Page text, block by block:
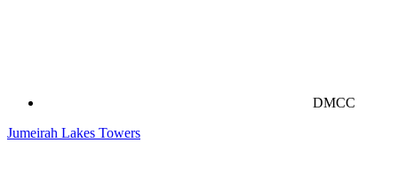
DMCC
Jumeirah Lakes Towers